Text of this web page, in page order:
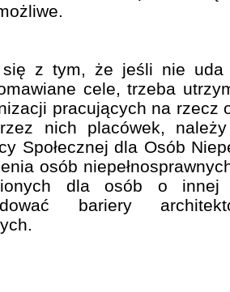
z tym, że jeśli nie uda
cele, trzeba
pracujących na rzecz
nich placówek,
Społecznej dla Osób
osób
dla osób o innej
bariery